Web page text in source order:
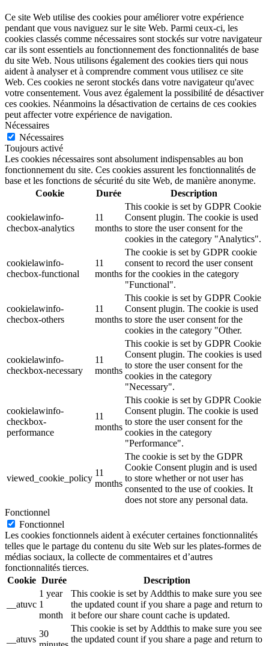
Ce site Web utilise des cookies pour améliorer votre expérience
pendant que vous naviguez sur le site Web. Parmi ceux-ci, les
cookies classés comme nécessaires sont stockés sur votre navigateur
car ils sont essentiels au fonctionnement des fonctionnalités de base
du site Web. Nous utilisons également des cookies tiers qui nous
aident à analyser et à comprendre comment vous utilisez ce site
Web. Ces cookies ne seront stockés dans votre navigateur qu'avec
votre consentement. Vous avez également la possibilité de désactiver
ces cookies. Néanmoins la désactivation de certains de ces cookies
peut affecter votre expérience de navigation.
Nécessaires
Nécessaires
Toujours activé
Les cookies nécessaires sont absolument indispensables au bon
fonctionnement du site. Ces cookies assurent les fonctionnalités de
base et les fonctions de sécurité du site Web, de manière anonyme.
Cookie
Durée Description
cookielawinfo-
checbox-analytics
11
months
This cookie is set by GDPR Cookie
Consent plugin. The cookie is used
to store the user consent for the
cookies in the category "Analytics".
cookielawinfo-
checbox-functional
11
months
The cookie is set by GDPR cookie
consent to record the user consent
for the cookies in the category
"Functional".
cookielawinfo-
checbox-others
11
months
This cookie is set by GDPR Cookie
Consent plugin. The cookie is used
to store the user consent for the
cookies in the category "Other.
cookielawinfo-
checkbox-necessary
11
months
This cookie is set by GDPR Cookie
Consent plugin. The cookies is used
to store the user consent for the
cookies in the category
"Necessary".
cookielawinfo-
checkbox-
performance
11
months
This cookie is set by GDPR Cookie
Consent plugin. The cookie is used
to store the user consent for the
cookies in the category
"Performance".
viewed_cookie_policy
11
months
The cookie is set by the GDPR
Cookie Consent plugin and is used
to store whether or not user has
consented to the use of cookies. It
does not store any personal data.
Fonctionnel
Fonctionnel
Les cookies fonctionnels aident à exécuter certaines fonctionnalités
telles que le partage du contenu du site Web sur les plates-formes de
médias sociaux, la collecte de commentaires et d’autres
fonctionnalités tierces.
Cookie Durée Description
__atuvc
1 year
1
month
This cookie is set by Addthis to make sure you see
the updated count if you share a page and return to
it before our share count cache is updated.
__atuvs
30
This cookie is set by Addthis to make sure you see
the updated count if you share a page and return to